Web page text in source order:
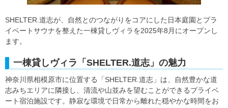
SHELTER.道志が、自然とのつながりをコアにした日本庭園とプラ
イベートサウナを整えた一棟貸しヴィラを2025年8月にオープンし
ます。
一棟貸しヴィラ「SHELTER.道志」の魅力
神奈川県相模原市に位置する「SHELTER.道志」は、自然豊かな道
志みちエリアに隣接し、清流や山並みを望むことができるプライベ
ート宿泊施設です。静寂な環境で日常から離れた穏やかな時間をお